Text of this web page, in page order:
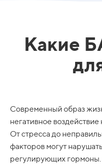
Какие
Современный образ
негативное
От стресса до
факторов могут
регулирующих